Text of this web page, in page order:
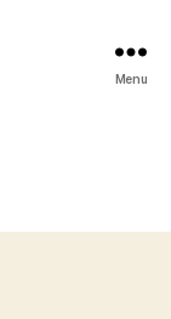
Menu